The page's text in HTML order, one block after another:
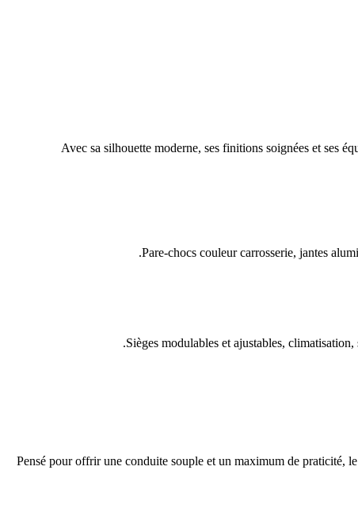
Avec sa silhouette moderne, ses finitions soignées et ses
Pare-chocs couleur carrosserie, jantes
Sièges modulables et ajustables,
Pensé pour offrir une conduite souple et un maximum de praticité,